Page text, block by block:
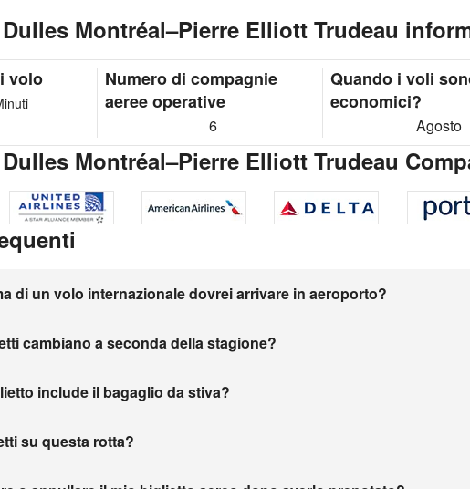
Montréal–Pierre Elliott Trudeau
volo
Numero di compagnie
aeree operative
6
Quando i voli
economici?
Agosto
Montréal–Pierre Elliott Trudeau
di un volo internazionale dovrei arrivare in aeroporto?
cambiano a seconda della stagione?
include il bagaglio da stiva?
su questa rotta?